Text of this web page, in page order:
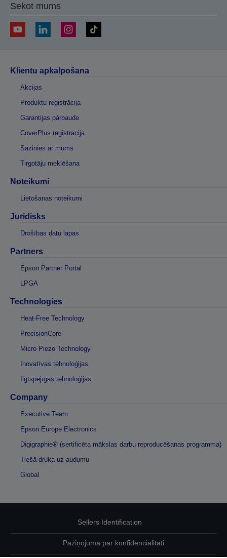
Sekot mums
Klientu apkalpošana
Akcijas
Produktu reģistrācija
Garantijas pārbaude
CoverPlus reģistrācija
Sazinies ar mums
Tirgotāju meklēšana
Noteikumi
Lietošanas noteikumi
Juridisks
Drošības datu lapas
Partners
Epson Partner Portal
LPGA
Technologies
Heat-Free Technology
PrecisionCore
Micro Piezo Technology
Inovatīvas tehnoloģijas
Ilgtspējīgas tehnoloģijas
Company
Executive Team
Epson Europe Electronics
Digigraphie® (sertificēta mākslas darbu reproducēšanas programma)
Tiešā druka uz audumu
Global
Sellers Identification
Paziņojumā par konfidencialitāti